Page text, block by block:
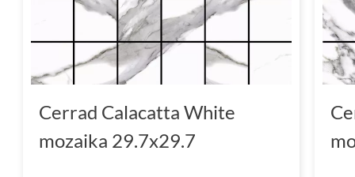
Cerrad Calacatta White
mozaika 29.7x29.7